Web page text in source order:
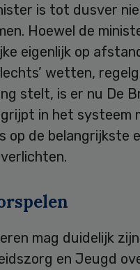
is tot dusver
Hoewel de
eigenlijk op
wetten,
stelt, is er nu De
in het systeem
op de belangrijkste
mag duidelijk
en Jeugd